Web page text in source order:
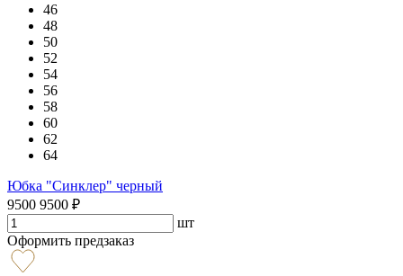
46
48
50
52
54
56
58
60
62
64
Юбка "Синклер" черный
9500 9500 ₽
шт
Оформить предзаказ